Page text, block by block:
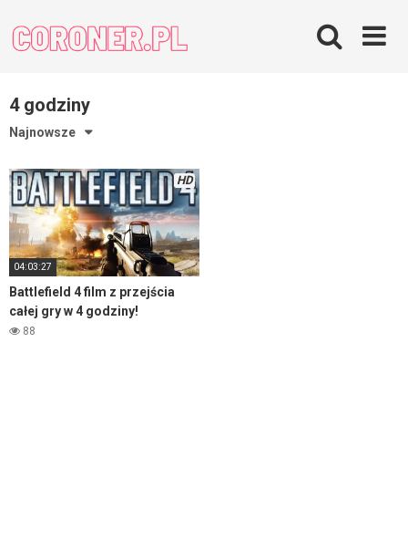
content
4 godziny
Najnowsze
HD
04:03:27
Battlefield 4 film z przejścia
całej gry w 4 godziny!
88